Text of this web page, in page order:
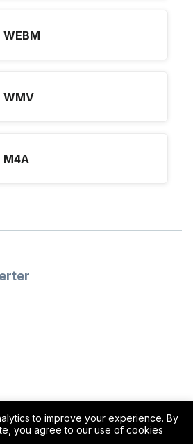
to improve your experience. By
you agree to our use of cookies
WEBM
WMV
M4A